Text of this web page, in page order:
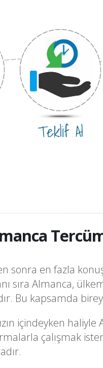
Teklif Al
sonra en fazla
sıra Almanca,
Bu kapsamda
içindeyken
çalışmak